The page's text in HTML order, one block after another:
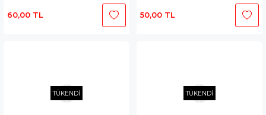
60,00 TL 50,00 TL
TÜKENDİ TÜKENDİ